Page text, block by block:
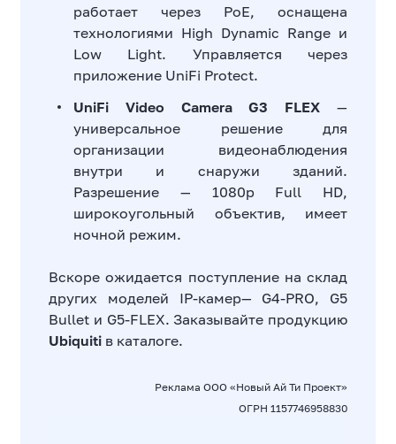
работает через PoE, оснащена
технологиями High Dynamic Range и
Low Light. Управляется через
приложение UniFi Protect.
UniFi Video Camera G3 FLEX —
универсальное решение для
организации видеонаблюдения
внутри и снаружи зданий.
Разрешение — 1080p Full HD,
широкоугольный объектив, имеет
ночной режим.
Вскоре ожидается поступление на склад
других моделей IP-камер— G4-PRO, G5
Bullet и G5-FLEX. Заказывайте продукцию
Ubiquiti в каталоге.
Реклама ООО «Новый Ай Ти Проект»
ОГРН 1157746958830